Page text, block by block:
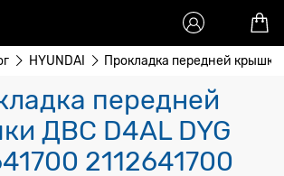
HYUNDAI Прокладка передней
передней
ДВС D4AL DYG
2112641700